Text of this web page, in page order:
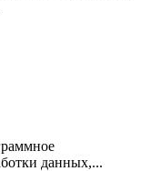
данных,...